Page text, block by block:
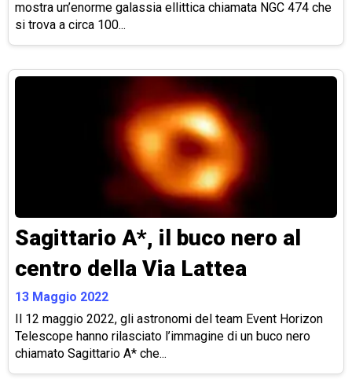
mostra un’enorme galassia ellittica chiamata NGC 474 che
si trova a circa 100...
Sagittario A*, il buco nero al
centro della Via Lattea
13 Maggio 2022
Il 12 maggio 2022, gli astronomi del team Event Horizon
Telescope hanno rilasciato l’immagine di un buco nero
chiamato Sagittario A* che...